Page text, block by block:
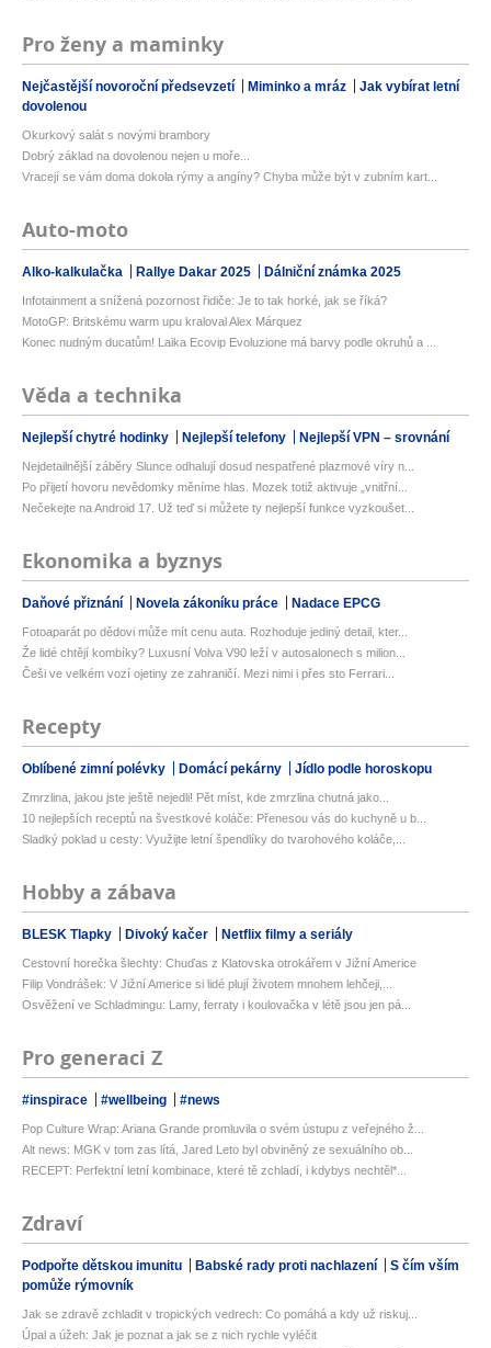
Pro ženy a maminky
Nejčastější novoroční předsevzetí Miminko a mráz
Jak vybírat letní
dovolenou
Okurkový salát s novými brambory
Dobrý základ na dovolenou nejen u moře...
Vracejí se vám doma dokola rýmy a angíny? Chyba může být v zubním kart...
Auto-moto
Alko-kalkulačka Rallye Dakar 2025 Dálniční známka 2025
Infotainment a snížená pozornost řidiče: Je to tak horké, jak se říká?
MotoGP: Britskému warm upu kraloval Alex Márquez
Konec nudným ducatům! Laika Ecovip Evoluzione má barvy podle okruhů a ...
Věda a technika
Nejlepší chytré hodinky Nejlepší telefony Nejlepší VPN – srovnání
Nejdetailnější záběry Slunce odhalují dosud nespatřené plazmové víry n...
Po přijetí hovoru nevědomky měníme hlas. Mozek totiž aktivuje „vnitřní...
Nečekejte na Android 17. Už teď si můžete ty nejlepší funkce vyzkoušet...
Ekonomika a byznys
Daňové přiznání Novela zákoníku práce Nadace EPCG
Fotoaparát po dědovi může mít cenu auta. Rozhoduje jediný detail, kter...
Že lidé chtějí kombíky? Luxusní Volva V90 leží v autosalonech s milion...
Češi ve velkém vozí ojetiny ze zahraničí. Mezi nimi i přes sto Ferrari...
Recepty
Oblíbené zimní polévky Domácí pekárny Jídlo podle horoskopu
Zmrzlina, jakou jste ještě nejedli! Pět míst, kde zmrzlina chutná jako...
10 nejlepších receptů na švestkové koláče: Přenesou vás do kuchyně u b...
Sladký poklad u cesty: Využijte letní špendlíky do tvarohového koláče,...
Hobby a zábava
BLESK Tlapky Divoký kačer Netflix filmy a seriály
Cestovní horečka šlechty: Chuďas z Klatovska otrokářem v Jižní Americe
Filip Vondrášek: V Jižní Americe si lidé plují životem mnohem lehčeji,...
Osvěžení ve Schladmingu: Lamy, ferraty i koulovačka v létě jsou jen pá...
Pro generaci Z
#inspirace #wellbeing #news
Pop Culture Wrap: Ariana Grande promluvila o svém ústupu z veřejného ž...
Alt news: MGK v tom zas lítá, Jared Leto byl obviněný ze sexuálního ob...
RECEPT: Perfektní letní kombinace, které tě zchladí, i kdybys nechtěl*...
Zdraví
Podpořte dětskou imunitu Babské rady proti nachlazení
S čím vším
pomůže rýmovník
Jak se zdravě zchladit v tropických vedrech: Co pomáhá a kdy už riskuj...
Úpal a úžeh: Jak je poznat a jak se z nich rychle vyléčit